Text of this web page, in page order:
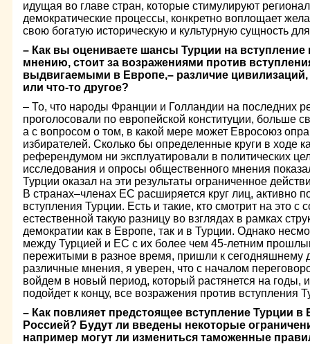
идущая во главе стран, которые стимулируют
демократические процессы, конкретно воплощает
свою богатую историческую и культурную сущность
– Как вы оцениваете шансы Турции на
мнению, стоит за возражениями против
выдвигаемыми в Европе,– различие цивилизаций,
или что-то другое?
– То, что народы Франции и Голландии на последних
проголосовали по европейской конституции, больше
а с вопросом о том, в какой мере может Евросоюз
избирателей. Сколько бы определенные круги в ходе
референдумом ни эксплуатировали в политических
исследования и опросы общественного мнения
Турции оказал на эти результаты ограниченное
В странах–членах ЕС расширяется круг лиц, активно
вступления Турции. Есть и такие, кто смотрит на это
естественной такую разницу во взглядах в рамках
демократии как в Европе, так и в Турции. Однако
между Турцией и ЕС с их более чем 45-летним
пережитыми в разное время, пришли к сегодняшнему
различные мнения, я уверен, что с началом
войдем в новый период, который растянется на годы, и
подойдет к концу, все возражения против вступления
– Как повлияет предстоящее вступление Турции в
Россией? Будут ли введены некоторые
например могут ли измениться таможенные